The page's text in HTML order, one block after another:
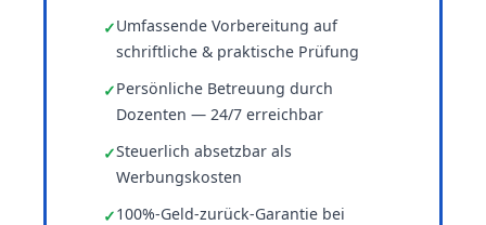
Umfassende Vorbereitung auf
schriftliche & praktische Prüfung
Persönliche Betreuung durch
Dozenten — 24/7 erreichbar
Steuerlich absetzbar als
Werbungskosten
100%-Geld-zurück-Garantie bei